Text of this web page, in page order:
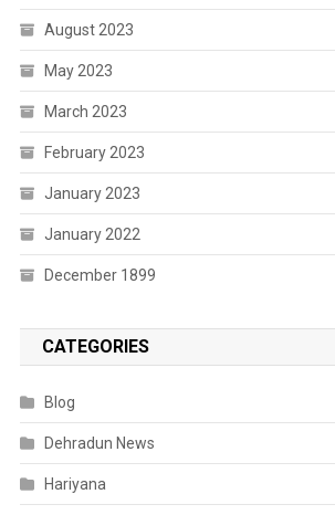
August 2023
May 2023
March 2023
February 2023
January 2023
January 2022
December 1899
CATEGORIES
Blog
Dehradun News
Hariyana